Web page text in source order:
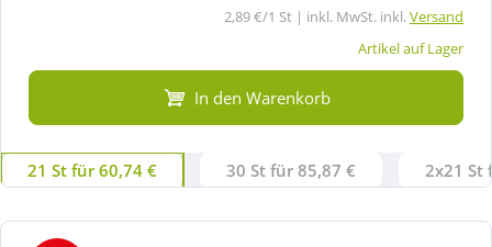
2,89 €/1 St | inkl. MwSt. inkl.Versand
Artikel auf Lager
In den Warenkorb
21 St für 60,74 € 30 St für 85,87 € 2x21 St